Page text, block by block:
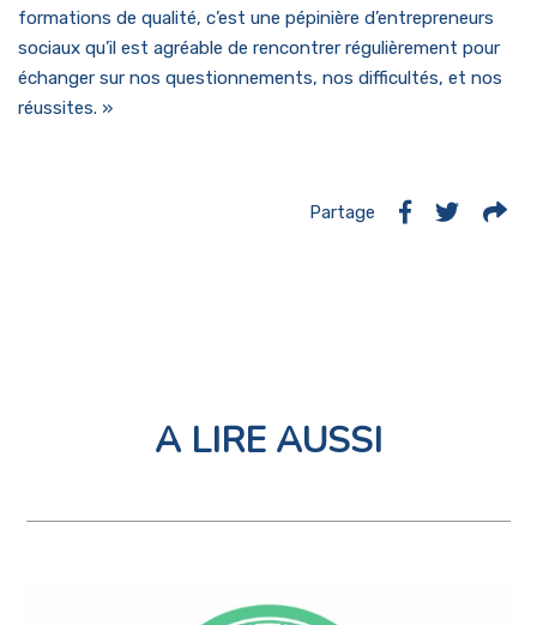
formations de qualité, c’est une pépinière d’entrepreneurs
sociaux qu’il est agréable de rencontrer régulièrement pour
échanger sur nos questionnements, nos difficultés, et nos
réussites. »
Partage
A LIRE AUSSI